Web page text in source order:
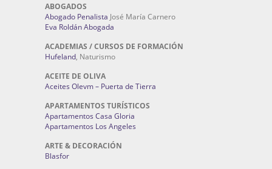
ABOGADOS
Abogado Penalista José María Carnero
Eva Roldán Abogada
ACADEMIAS / CURSOS DE FORMACIÓN
Hufeland, Naturismo
ACEITE DE OLIVA
Aceites Olevm – Puerta de Tierra
APARTAMENTOS TURÍSTICOS
Apartamentos Casa Gloria
Apartamentos Los Angeles
ARTE & DECORACIÓN
Blasfor